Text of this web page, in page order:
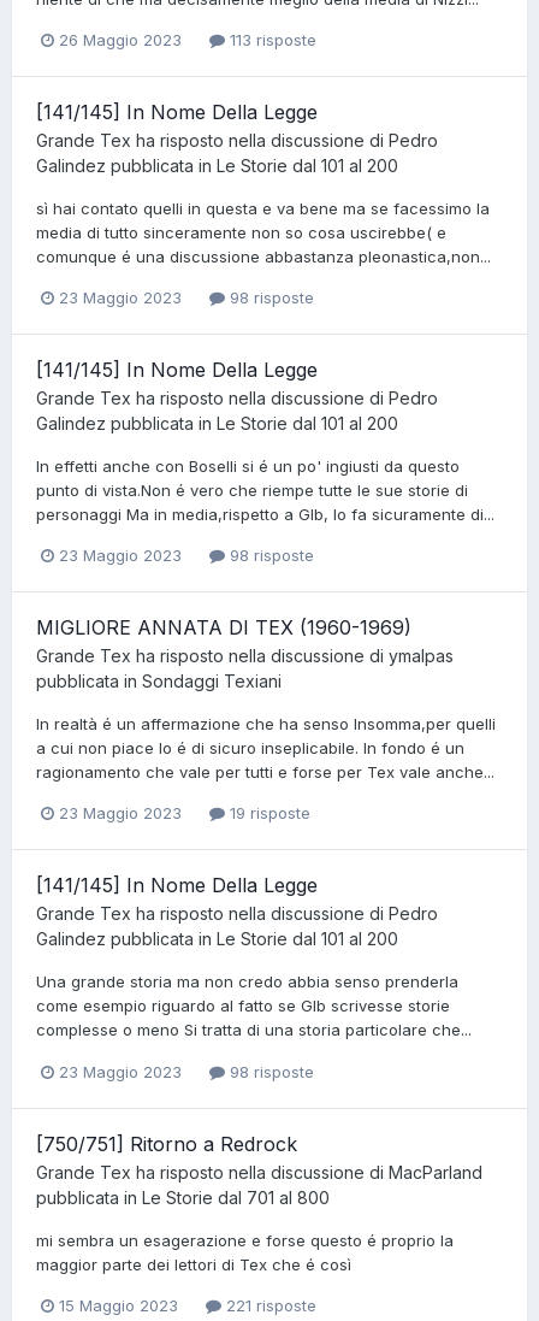
26 Maggio 2023 113 risposte
[141/145] In Nome Della Legge
Grande Tex ha risposto nella discussione di Pedro
Galindez pubblicata in Le Storie dal 101 al 200
sì hai contato quelli in questa e va bene ma se facessimo la
media di tutto sinceramente non so cosa uscirebbe( e
comunque é una discussione abbastanza pleonastica,non...
23 Maggio 2023 98 risposte
[141/145] In Nome Della Legge
Grande Tex ha risposto nella discussione di Pedro
Galindez pubblicata in Le Storie dal 101 al 200
In effetti anche con Boselli si é un po' ingiusti da questo
punto di vista.Non é vero che riempe tutte le sue storie di
personaggi Ma in media,rispetto a Glb, lo fa sicuramente di...
23 Maggio 2023 98 risposte
MIGLIORE ANNATA DI TEX (1960-1969)
Grande Tex ha risposto nella discussione di ymalpas
pubblicata in Sondaggi Texiani
In realtà é un affermazione che ha senso Insomma,per quelli
a cui non piace lo é di sicuro inseplicabile. In fondo é un
ragionamento che vale per tutti e forse per Tex vale anche...
23 Maggio 2023 19 risposte
[141/145] In Nome Della Legge
Grande Tex ha risposto nella discussione di Pedro
Galindez pubblicata in Le Storie dal 101 al 200
Una grande storia ma non credo abbia senso prenderla
come esempio riguardo al fatto se Glb scrivesse storie
complesse o meno Si tratta di una storia particolare che...
23 Maggio 2023 98 risposte
[750/751] Ritorno a Redrock
Grande Tex ha risposto nella discussione di MacParland
pubblicata in Le Storie dal 701 al 800
mi sembra un esagerazione e forse questo é proprio la
maggior parte dei lettori di Tex che é così
15 Maggio 2023 221 risposte